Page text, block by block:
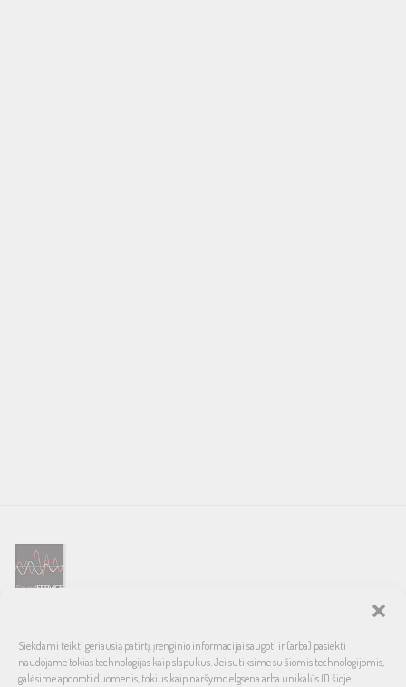
Siekdami teikti geriausią patirtį, įrenginio informacijai saugoti ir (arba) pasiekti
naudojame tokias technologijas kaip slapukus. Jei sutiksime su šiomis technologijomis,
galėsime apdoroti duomenis, tokius kaip naršymo elgsena arba unikalūs ID šioje
pasaulinio garso, laiko patikrintais namų bei automobilinės garso
aparatūros ženklais. Galimybė pirkti išsimokėtinai, garantuotas optimalus